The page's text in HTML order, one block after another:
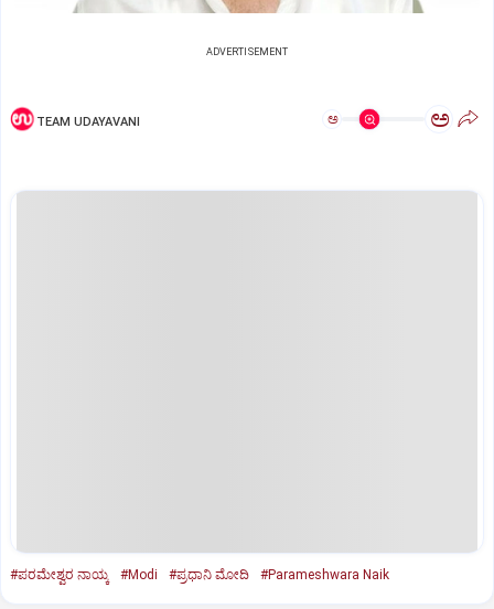
ADVERTISEMENT
TEAM UDAYAVANI ಅ ಅ
#ಪರಮೇಶ್ವರ ನಾಯ್ಕ #Modi #ಪ್ರಧಾನಿ ಮೋದಿ #Parameshwara Naik